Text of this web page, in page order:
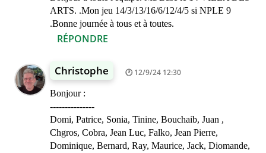
ARTS. .Mon jeu 14/3/13/16/6/12/4/5 si NPLE 9
.Bonne journée à tous et à toutes.
RÉPONDRE
Christophe 12/9/24 12:30
Bonjour :
---------------
Domi, Patrice, Sonia, Tinine, Bouchaib, Juan ,
Chgros, Cobra, Jean Luc, Falko, Jean Pierre,
Dominique, Bernard, Ray, Maurice, Jack, Diomande,